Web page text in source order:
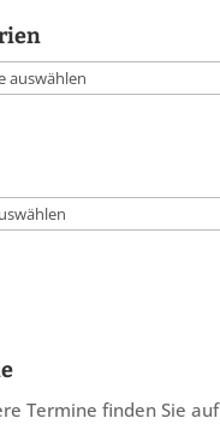
Termine finden Sie auf